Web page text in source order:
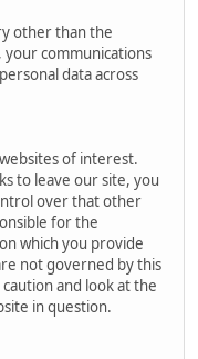
other than the
communications
data across
of interest.
to leave our site, you
over that other
for the
which you provide
not governed by this
and look at the
in question.